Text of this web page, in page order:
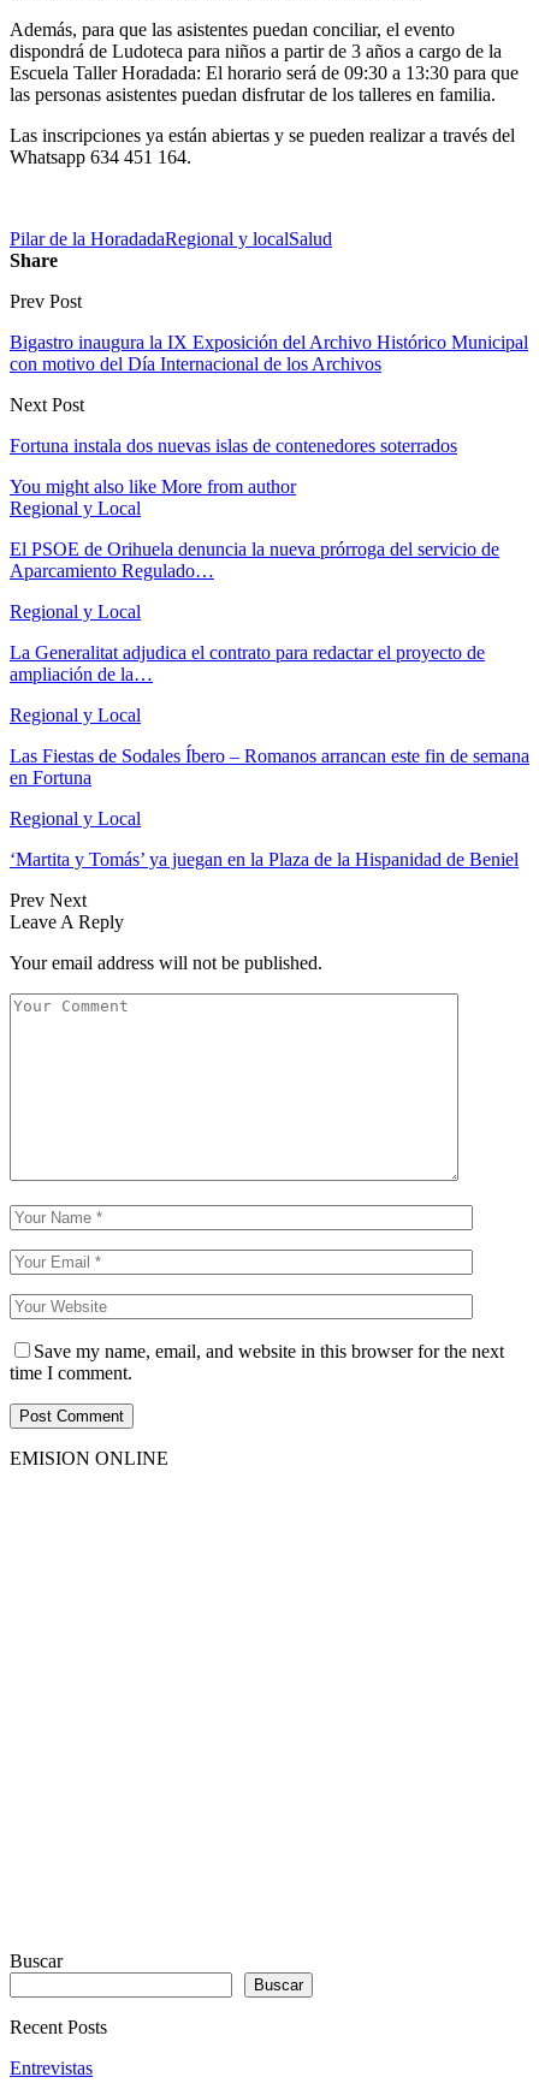
Además, para que las asistentes puedan conciliar, el evento
dispondrá de Ludoteca para niños a partir de 3 años a cargo de la
Escuela Taller Horadada: El horario será de 09:30 a 13:30 para que
las personas asistentes puedan disfrutar de los talleres en familia.
Las inscripciones ya están abiertas y se pueden realizar a través del
Whatsapp 634 451 164.
Pilar de la HoradadaRegional y localSalud
Share
Prev Post
Bigastro inaugura la IX Exposición del Archivo Histórico Municipal
con motivo del Día Internacional de los Archivos
Next Post
Fortuna instala dos nuevas islas de contenedores soterrados
You might also like More from author
Regional y Local
El PSOE de Orihuela denuncia la nueva prórroga del servicio de
Aparcamiento Regulado…
Regional y Local
La Generalitat adjudica el contrato para redactar el proyecto de
ampliación de la…
Regional y Local
Las Fiestas de Sodales Íbero – Romanos arrancan este fin de semana
en Fortuna
Regional y Local
‘Martita y Tomás’ ya juegan en la Plaza de la Hispanidad de Beniel
Prev Next
Leave A Reply
Your email address will not be published.
Save my name, email, and website in this browser for the next
time I comment.
EMISION ONLINE
Buscar
Buscar
Recent Posts
Entrevistas